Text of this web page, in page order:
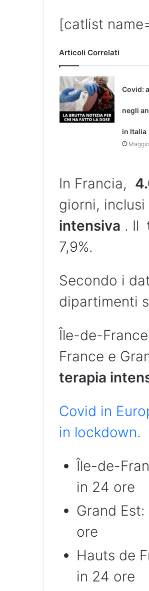
[catlist
Articoli Correlati
Covid:
negli
in Italia
In Francia,
giorni, inclusi
intensiva . Il
7,9%.
Secondo i
dipartimenti
Île-de-
France e
terapia
Covid in
in lockdown.
Île-de-
in 24 ore
Grand
ore
Hauts de
in 24 ore